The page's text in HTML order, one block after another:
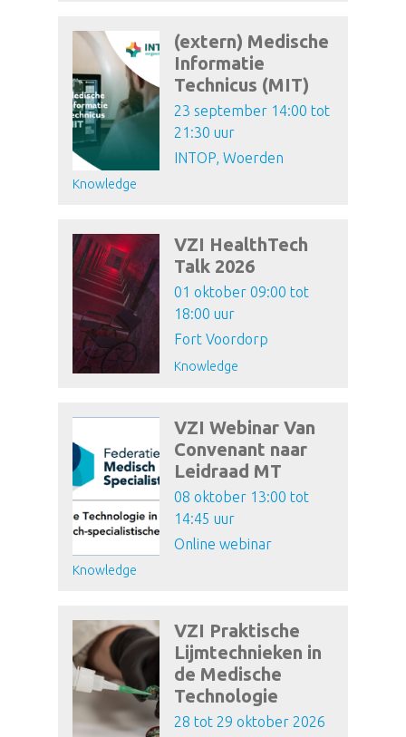
(extern) Medische
Informatie
Technicus (MIT)
23 september 14:00 tot
21:30 uur
INTOP, Woerden
Knowledge
VZI HealthTech
Talk 2026
01 oktober 09:00 tot
18:00 uur
Fort Voordorp
Knowledge
VZI Webinar Van
Convenant naar
Leidraad MT
08 oktober 13:00 tot
14:45 uur
Online webinar
Knowledge
VZI Praktische
Lijmtechnieken in
de Medische
Technologie
28 tot 29 oktober 2026